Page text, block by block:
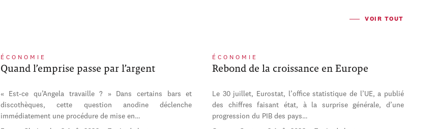
VOIR TOUT
ÉCONOMIE
Quand l’emprise passe par l’argent
« Est-ce qu’Angela travaille ? » Dans certains bars et
discothèques, cette question anodine déclenche
immédiatement une procédure de mise en…
ÉCONOMIE
Rebond de la croissance en Europe
Le 30 juillet, Eurostat, l’office statistique de l’UE, a publié
des chiffres faisant état, à la surprise générale, d’une
progression du PIB des pays…